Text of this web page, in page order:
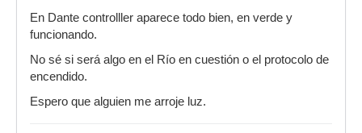
En Dante controlller aparece todo bien, en verde y
funcionando.
No sé si será algo en el Río en cuestión o el protocolo de
encendido.
Espero que alguien me arroje luz.